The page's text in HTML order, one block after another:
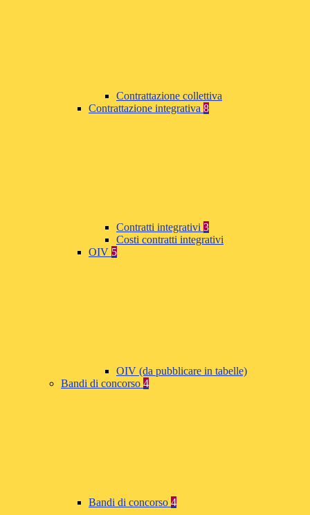
Contrattazione collettiva
Contrattazione integrativa 8
Contratti integrativi 3
Costi contratti integrativi
OIV 5
OIV (da pubblicare in tabelle)
Bandi di concorso 4
Bandi di concorso 4